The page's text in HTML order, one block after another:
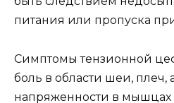
питания или пропуска
Симптомы тензионной
боль в области шеи,
напряженности в мышцах